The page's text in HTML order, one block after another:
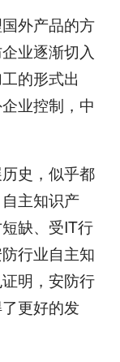
外产品的方
业逐渐切入
的形式出
业控制，中
史，似乎都
主知识产
缺、受IT行
行业自主知
明，安防行
更好的发